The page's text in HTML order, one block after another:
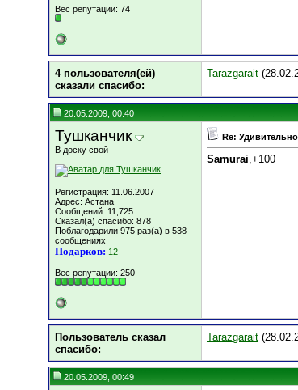
Вес репутации: 74
4 пользователя(ей)
сказали cпасибо:
Tarazgarait
20.05.2009, 00:40
Тушканчик
В доску свой
Регистрация: 11.06.2007
Адрес: Астана
Сообщений: 11,725
Сказал(а) спасибо: 878
Поблагодарили 975 раз(а) в 538
сообщениях
Подарков: 12
Вес репутации: 250
Re:
Samurai,+100
Пользователь сказал
cпасибо:
Tarazgarait
20.05.2009, 00:49